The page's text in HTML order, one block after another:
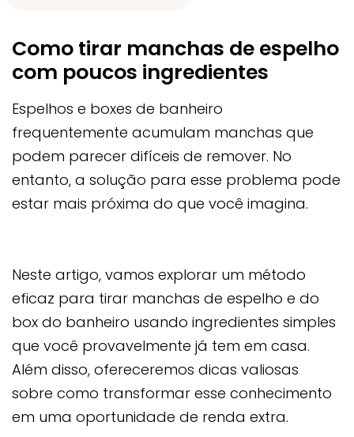
Como tirar manchas de espelho
com poucos ingredientes
Espelhos e boxes de banheiro
frequentemente acumulam manchas que
podem parecer difíceis de remover. No
entanto, a solução para esse problema pode
estar mais próxima do que você imagina.
Neste artigo, vamos explorar um método
eficaz para tirar manchas de espelho e do
box do banheiro usando ingredientes simples
que você provavelmente já tem em casa.
Além disso, ofereceremos dicas valiosas
sobre como transformar esse conhecimento
em uma oportunidade de renda extra.